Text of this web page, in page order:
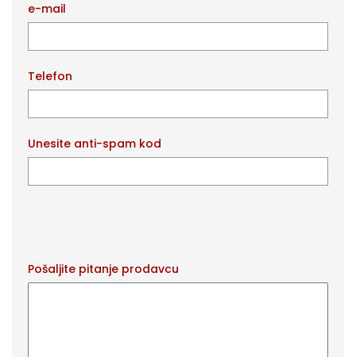
e-mail
Telefon
Unesite anti-spam kod
Pošaljite pitanje prodavcu